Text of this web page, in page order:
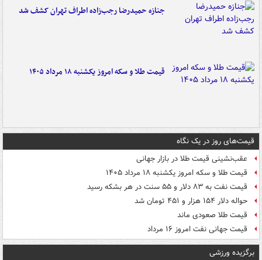
جنازه حمیدرضا رجب‌زاده اطراف تهران کشف شد
قیمت طلا و سکه امروز یکشنبه ۱۸ مرداد ۱۴۰۵
قیمت‌های روز در یک نگاه
عقب‌نشینی قیمت طلا در بازار جهانی
قیمت طلا و سکه امروز یکشنبه ۱۸ مرداد ۱۴۰۵
قیمت نفت به ۸۳ دلار و ۵۵ سنت در هر بشکه رسید
حواله دلار ۱۵۴ هزار و ۴۵۱ تومان شد
قیمت طلا صعودی ماند
قیمت جهانی نفت امروز ۱۶ مرداد
برگزیده ورزشی